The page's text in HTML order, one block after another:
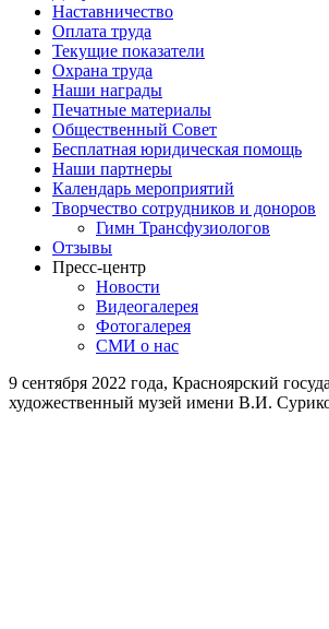
Наставничество
Оплата труда
Текущие показатели
Охрана труда
Наши награды
Печатные материалы
Общественный Совет
Бесплатная юридическая помощь
Наши партнеры
Календарь мероприятий
Творчество сотрудников и доноров
Гимн Трансфузиологов
Отзывы
Пресс-центр
Новости
Видеогалерея
Фотогалерея
СМИ о нас
9 сентября 2022 года, Красноярский
художественный музей имени В.И.